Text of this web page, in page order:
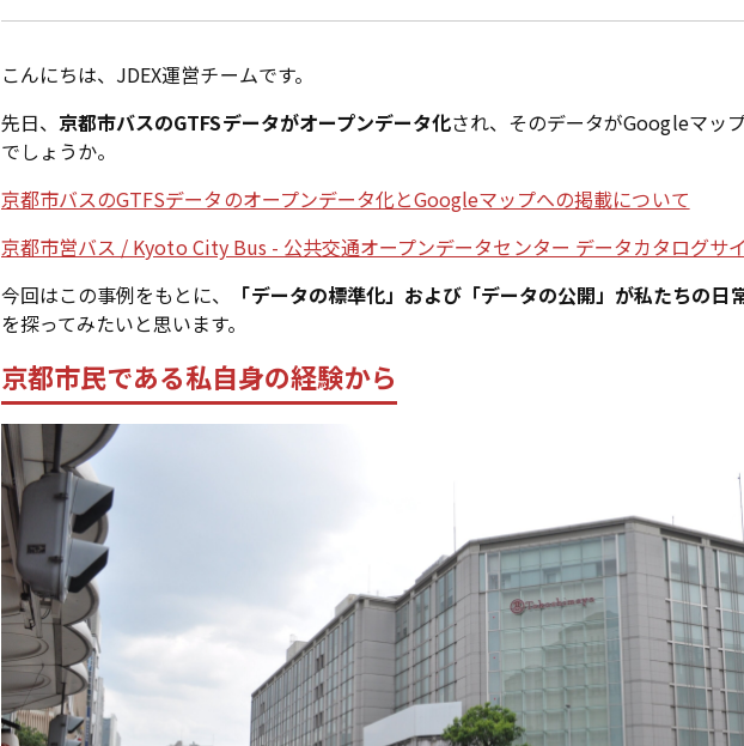
こんにちは、JDEX運営チームです。
先日、 京都市バスのGTFSデータがオープンデータ化され、そのデータがGoogleマッ
でしょうか。
京都市バスのGTFSデータのオープンデータ化とGoogleマップへの掲載について
京都市営バス / Kyoto City Bus - 公共交通オープンデータセンター データカタログサ
今回はこの事例をもとに、
「データの標準化」および「データの公開」が私たちの日
を探ってみたいと思います。
京都市民である私自身の経験から